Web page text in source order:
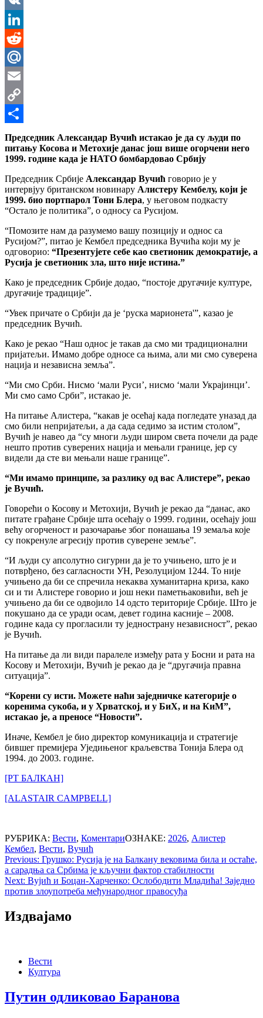
VK
LinkedIn
Reddit
Mail.Ru
Email
Copy
Link
Share
Председник Александар Вучић истакао је да су људи по
питању Косова и Метохије данас још више огорчени него
1999. године када је НАТО бомбардовао Србију
Председник Србије Александар Вучић говорио је у
интервјуу британском новинару Алистеру Кембелу, који је
1999. био портпарол Тони Блера, у његовом подкасту
“Остало је политика”, о односу са Русијом.
“Помозите нам да разумемо вашу позицију и однос са
Русијом?”, питао је Кембел председника Вучића који му је
одговорио: “Презентујете себе као светионик демократије, а
Русија је светионик зла, што није истина.”
Како је председник Србије додао, “постоје другачије културе,
другачије традиције”.
“Увек причате о Србији да је ‘руска марионета'”, казао је
председник Вучић.
Како је рекао “Наш однос је такав да смо ми традиционални
пријатељи. Имамо добре односе са њима, али ми смо суверена
нација и независна земља”.
“Ми смо Срби. Нисмо ‘мали Руси’, нисмо ‘мали Украјинци’.
Ми смо само Срби”, истакао је.
На питање Алистера, “какав је осећај када погледате уназад да
смо били непријатељи, а да сада седимо за истим столом”,
Вучић је навео да “су многи људи широм света почели да раде
нешто против суверених нација и мењали границе, јер су
видели да сте ви мењали наше границе”.
“Ми имамо принципе, за разлику од вас Алистере”, рекао
је Вучић.
Говорећи о Косову и Метохији, Вучић је рекао да “данас, ако
питате грађане Србије шта осећају о 1999. години, осећају још
већу огорченост и разочарање због понашања 19 земаља које
су покренуле агресију против суверене земље”.
“И људи су апсолутно сигурни да је то учињено, што је и
потврђено, без сагласности УН, Резолуцијом 1244. То није
учињено да би се спречила некаква хуманитарна криза, како
си и ти Алистере говорио и још неки паметњаковићи, већ је
учињено да би се одвојило 14 одсто територије Србије. Што је
покушано да се уради осам, девет година касније – 2008.
године када су прогласили ту једнострану независност”, рекао
је Вучић.
На питање да ли види паралеле између рата у Босни и рата на
Косову и Метохији, Вучић је рекао да је “другачија правна
ситуација”.
“Корени су исти. Можете наћи заједничке категорије о
коренима сукоба, и у Хрватској, и у БиХ, и на КиМ”,
истакао је, а преносе “Новости”.
Иначе, Кембел је био директор комуникација и стратегије
бившег премијера Уједињеног краљевства Тонија Блера од
1994. до 2003. године.
[РТ БАЛКАН]
[ALASTAIR CAMPBELL]
РУБРИКА: Вести, КоментариОЗНАКЕ: 2026, Алистер
Кембел, Вести, Вучић
Post
navigation
Previous: Грушко: Русија је на Балкану вековима била и остаће,
а сарадња са Србима је кључни фактор стабилности
Next: Вујић и Боцан-Харченко: Ослободити Младића! Заједно
против злоупотреба међународног правосуђа
Издвајамо
Вести
Култура
Путин одликовао Баранова